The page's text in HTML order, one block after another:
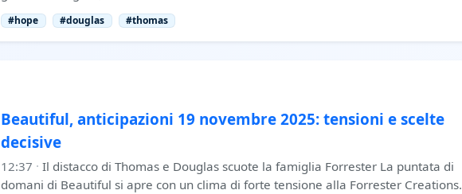
#hope #douglas #thomas
Beautiful, anticipazioni 19 novembre 2025: tensioni e scelte
decisive
12:37 · Il distacco di Thomas e Douglas scuote la famiglia Forrester La puntata di
domani di Beautiful si apre con un clima di forte tensione alla Forrester Creations.